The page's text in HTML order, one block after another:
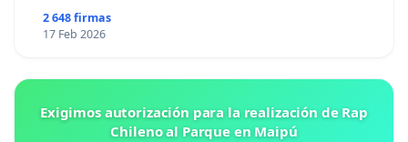
gracias a todos.
2 648 firmas
17 Feb 2026
Exigimos autorización para la realización de Rap
Chileno al Parque en Maipú